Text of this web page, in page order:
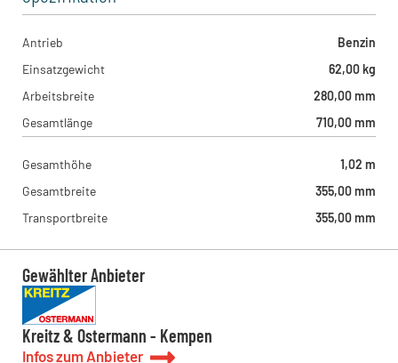
Antrieb
Benzin
Einsatzgewicht
62,00 kg
Arbeitsbreite
280,00 mm
Gesamtlänge
710,00 mm
Gesamthöhe
1,02 m
Gesamtbreite
355,00 mm
Transportbreite
355,00 mm
Gewählter Anbieter
Kreitz & Ostermann - Kempen
Infos zum Anbieter